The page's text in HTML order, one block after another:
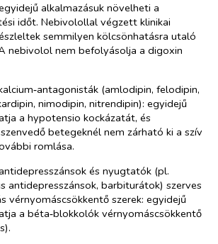
alkalmazásuk növelheti a
időt. Nebivolollal végzett klinikai
semmilyen kölcsönhatásra utaló
nebivolol nem befolyásolja a digoxin
(amlodipin, felodipin,
nimodipin, nitrendipin): egyidejű
a hypotensio kockázatát, és
betegeknél nem zárható ki a szív
romlása.
és nyugtatók (pl.
antidepresszánsok, barbiturátok) szerves
vérnyomáscsökkentő szerek: egyidejű
a béta‑blokkolók vérnyomáscsökkentő